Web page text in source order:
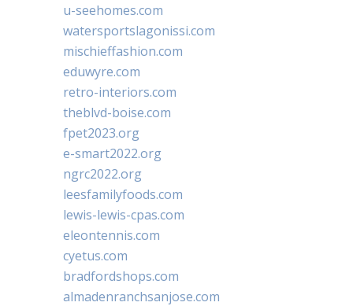
u-seehomes.com
watersportslagonissi.com
mischieffashion.com
eduwyre.com
retro-interiors.com
theblvd-boise.com
fpet2023.org
e-smart2022.org
ngrc2022.org
leesfamilyfoods.com
lewis-lewis-cpas.com
eleontennis.com
cyetus.com
bradfordshops.com
almadenranchsanjose.com